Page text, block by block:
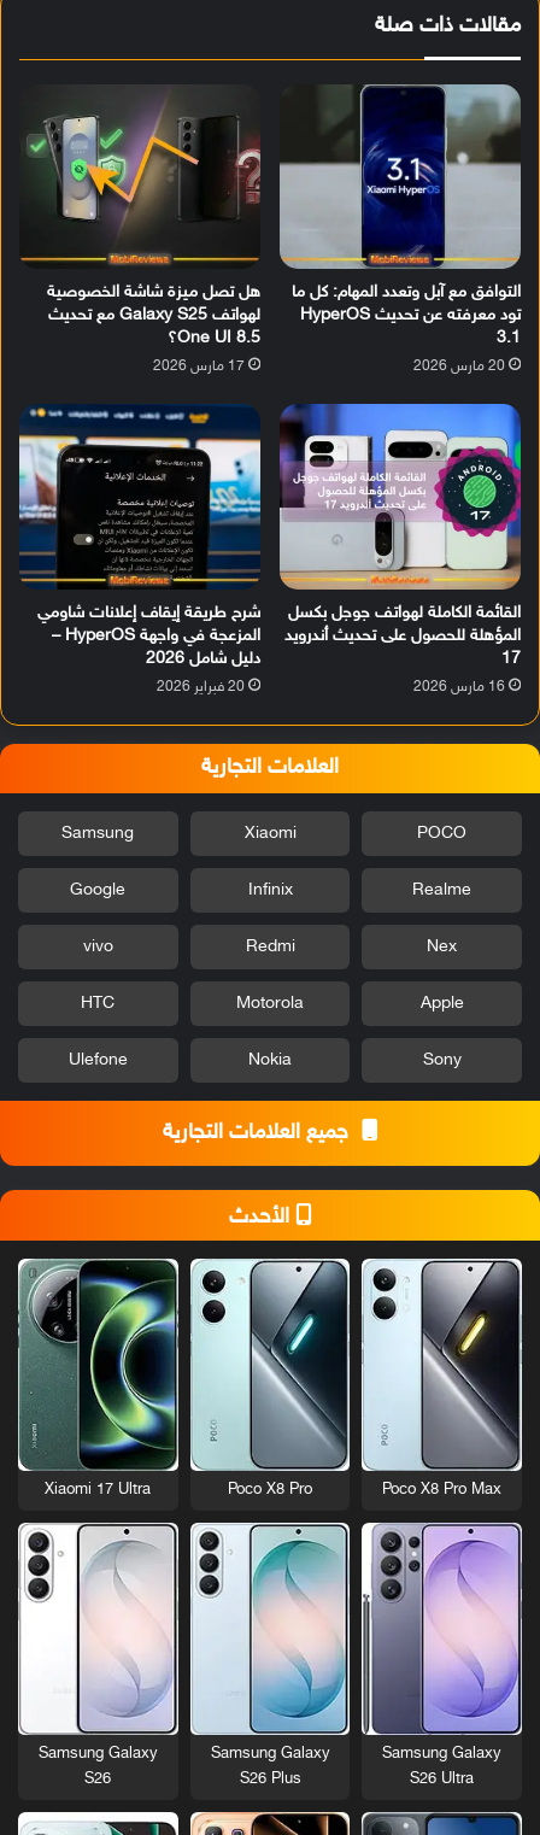
مقالات ذات صلة
التوافق مع آبل وتعدد المهام: كل ما
تود معرفته عن تحديث HyperOS
3.1
20 مارس 2026
هل تصل ميزة شاشة الخصوصية
لهواتف Galaxy S25 مع تحديث
One UI 8.5؟
17 مارس 2026
القائمة الكاملة لهواتف جوجل بكسل
المؤهلة للحصول على تحديث أندرويد
17
16 مارس 2026
شرح طريقة إيقاف إعلانات شاومي
المزعجة في واجهة HyperOS –
دليل شامل 2026
20 فبراير 2026
العلامات التجارية
POCO
Xiaomi
Samsung
Realme
Infinix
Google
Nex
Redmi
vivo
Apple
Motorola
HTC
Sony
Nokia
Ulefone
جميع العلامات التجارية
الأحدث
Poco X8 Pro Max
Poco X8 Pro
Xiaomi 17 Ultra
Samsung Galaxy
S26 Ultra
Samsung Galaxy
S26 Plus
Samsung Galaxy
S26